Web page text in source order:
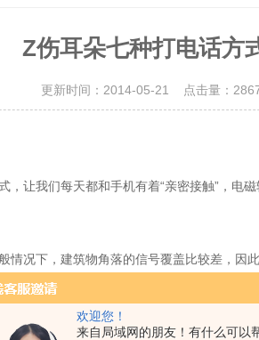
欢迎您！
来自局域网的朋友！有什么可以
Z伤耳朵七种打电话方
更新时间：2014-05-21 点击量：
我们每天都和手机有着“亲密接触”，电
况下，建筑物角落的信号覆盖比较差，因
间隔约五秒钟后再通话。